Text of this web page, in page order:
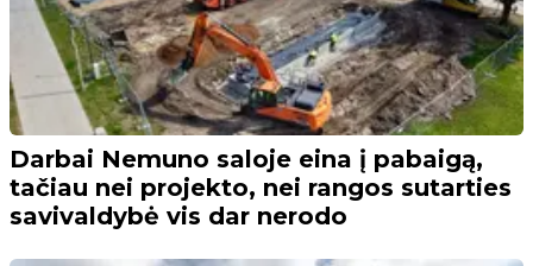
Darbai Nemuno saloje eina į pabaigą,
tačiau nei projekto, nei rangos sutarties
savivaldybė vis dar nerodo